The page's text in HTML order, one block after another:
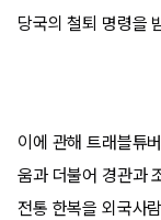
당국의 철퇴 명령을
이에 관해 트래블튜
움과 더불어 경관과
전통 한복을 외국사